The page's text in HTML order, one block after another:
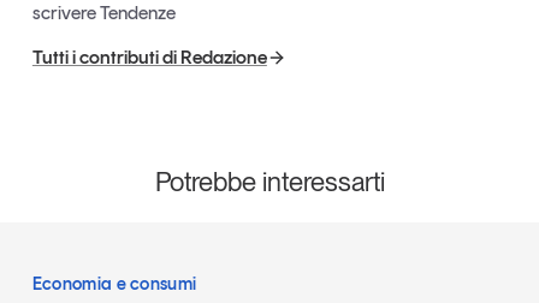
scrivere Tendenze
Tutti i contributi di Redazione
Potrebbe interessarti
Economia e consumi